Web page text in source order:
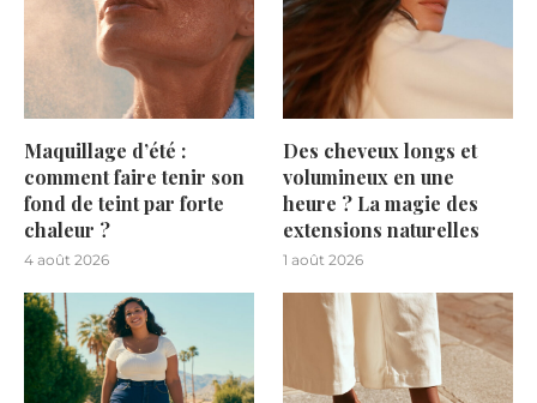
Maquillage d’été :
comment faire tenir son
fond de teint par forte
chaleur ?
4 août 2026
Des cheveux longs et
volumineux en une
heure ? La magie des
extensions naturelles
1 août 2026